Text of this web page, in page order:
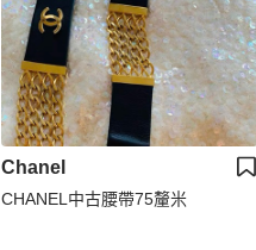
Chanel
CHANEL中古腰帶75釐米